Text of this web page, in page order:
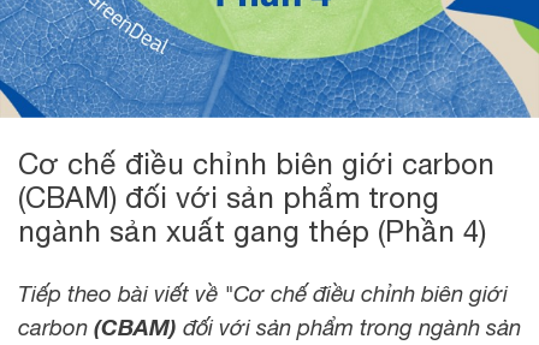
Cơ chế điều chỉnh biên giới carbon
(CBAM) đối với sản phẩm trong
ngành sản xuất gang thép (Phần 4)
Tiếp theo bài viết về "Cơ chế điều chỉnh biên giới
carbon (CBAM) đối với sản phẩm trong ngành sản